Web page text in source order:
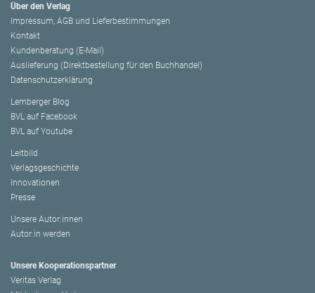
Über den Verlag
Impressum, AGB und Lieferbestimmungen
Kontakt
Kundenberatung (E-Mail)
Auslieferung (Direktbestellung für den Buchhandel)
Datenschutzerklärung
Lemberger Blog
BVL auf Facebook
BVL auf Youtube
Leitbild
Verlagsgeschichte
Innovationen
Presse
Unsere Autor:innen
Autor:in werden
Unsere Kooperationspartner
Veritas Verlag